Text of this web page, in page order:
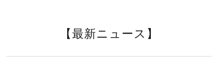
【最新ニュース】